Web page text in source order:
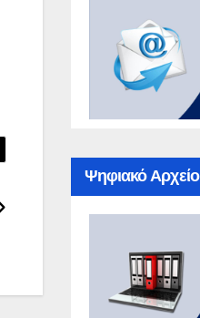
Ψηφιακό Αρχείο